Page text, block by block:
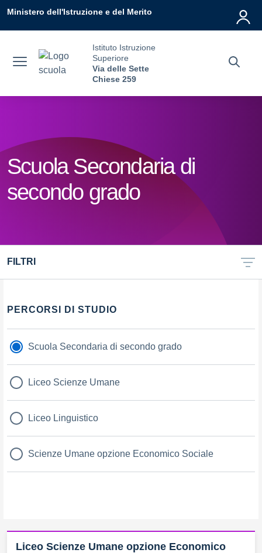
Ministero dell'Istruzione e del Merito
Istituto Istruzione
Superiore
Via delle Sette
Chiese 259
Scuola Secondaria di
secondo grado
FILTRI
PERCORSI DI STUDIO
Scuola Secondaria di secondo grado
Liceo Scienze Umane
Liceo Linguistico
Scienze Umane opzione Economico Sociale
Liceo Scienze Umane opzione Economico